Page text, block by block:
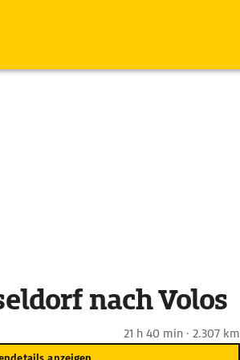
nach Volos
21 h 40 min · 2.307 km